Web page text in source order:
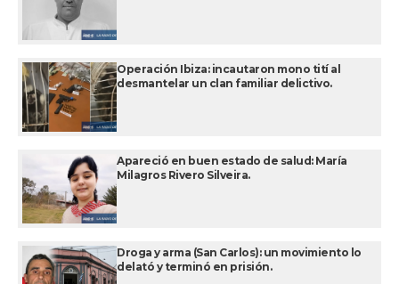
Operación Ibiza: incautaron mono tití al
desmantelar un clan familiar delictivo.
Apareció en buen estado de salud: María
Milagros Rivero Silveira.
Droga y arma (San Carlos): un movimiento lo
delató y terminó en prisión.